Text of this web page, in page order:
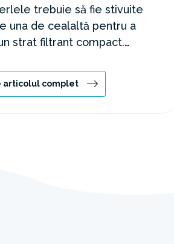
trebuie să fie stivuite
una de cealaltă pentru a
strat filtrant compact.
spălare din spate sau de
cu mașina.
articolul complet